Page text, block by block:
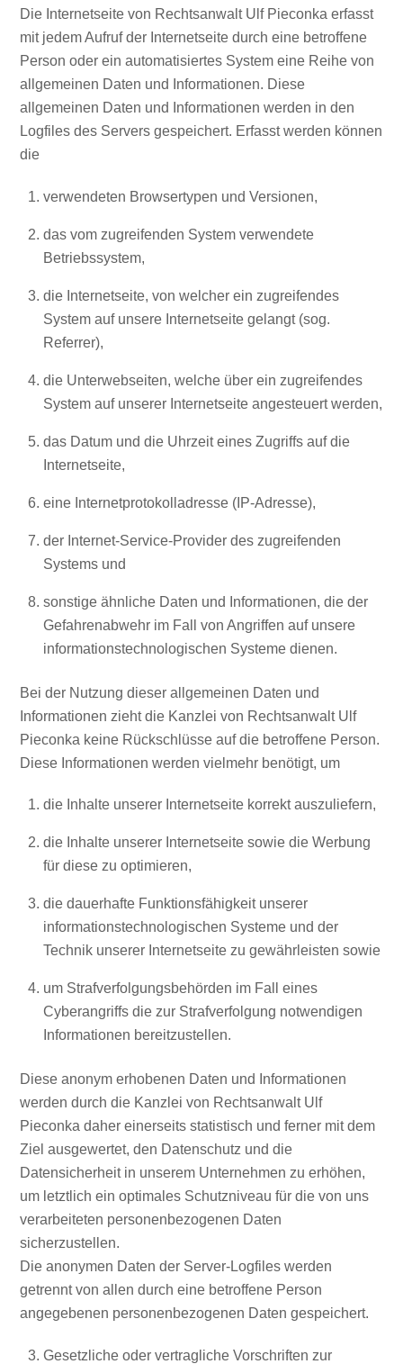
Die Internetseite von Rechtsanwalt Ulf Pieconka erfasst
mit jedem Aufruf der Internetseite durch eine betroffene
Person oder ein automatisiertes System eine Reihe von
allgemeinen Daten und Informationen. Diese
allgemeinen Daten und Informationen werden in den
Logfiles des Servers gespeichert. Erfasst werden können
die
verwendeten Browsertypen und Versionen,
das vom zugreifenden System verwendete
Betriebssystem,
die Internetseite, von welcher ein zugreifendes
System auf unsere Internetseite gelangt (sog.
Referrer),
die Unterwebseiten, welche über ein zugreifendes
System auf unserer Internetseite angesteuert werden,
das Datum und die Uhrzeit eines Zugriffs auf die
Internetseite,
eine Internetprotokolladresse (IP-Adresse),
der Internet-Service-Provider des zugreifenden
Systems und
sonstige ähnliche Daten und Informationen, die der
Gefahrenabwehr im Fall von Angriffen auf unsere
informationstechnologischen Systeme dienen.
Bei der Nutzung dieser allgemeinen Daten und
Informationen zieht die Kanzlei von Rechtsanwalt Ulf
Pieconka keine Rückschlüsse auf die betroffene Person.
Diese Informationen werden vielmehr benötigt, um
die Inhalte unserer Internetseite korrekt auszuliefern,
die Inhalte unserer Internetseite sowie die Werbung
für diese zu optimieren,
die dauerhafte Funktionsfähigkeit unserer
informationstechnologischen Systeme und der
Technik unserer Internetseite zu gewährleisten sowie
um Strafverfolgungsbehörden im Fall eines
Cyberangriffs die zur Strafverfolgung notwendigen
Informationen bereitzustellen.
Diese anonym erhobenen Daten und Informationen
werden durch die Kanzlei von Rechtsanwalt Ulf
Pieconka daher einerseits statistisch und ferner mit dem
Ziel ausgewertet, den Datenschutz und die
Datensicherheit in unserem Unternehmen zu erhöhen,
um letztlich ein optimales Schutzniveau für die von uns
verarbeiteten personenbezogenen Daten
sicherzustellen.
Die anonymen Daten der Server-Logfiles werden
getrennt von allen durch eine betroffene Person
angegebenen personenbezogenen Daten gespeichert.
Gesetzliche oder vertragliche Vorschriften zur